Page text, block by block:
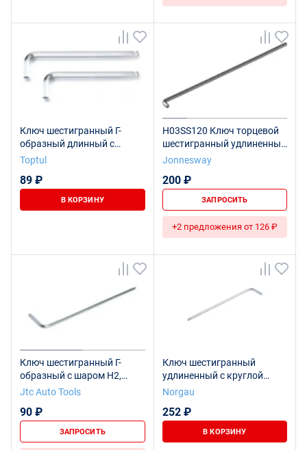
Ключ шестигранный Г-
образный длинный с
шаром 2 мм L=77 мм
Toptul
89 ₽
В КОРЗИНУ
H03SS120 Ключ торцевой
шестигранный удлиненный
для труднодоступных мест,
Jonnesway
200 ₽
ЗАПРОСИТЬ
+2 предложения от 126 ₽
Ключ шестигранный Г-
образный с шаром H2,
длина 75мм JTC
Jtc Auto Tools
90 ₽
ЗАПРОСИТЬ
Ключ шестигранный
удлиненный с круглой
головкой NORGAU
Norgau
252 ₽
В КОРЗИНУ